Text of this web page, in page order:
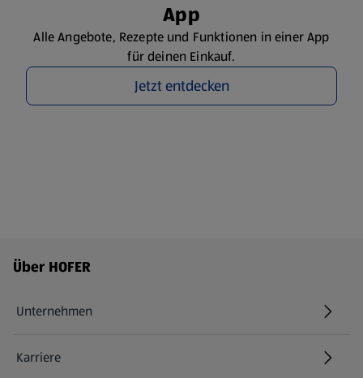
App
Alle Angebote, Rezepte und Funktionen in einer App
für deinen Einkauf.
Jetzt entdecken
Fußzeilenmenü - weitere Links
Über HOFER
Unternehmen
Karriere
(öffnet in einem neuen Tab)